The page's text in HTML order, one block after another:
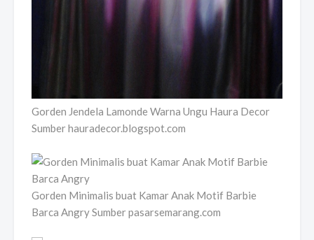
Gorden Jendela Lamonde Warna Ungu Haura Decor
Sumber hauradecor.blogspot.com
Gorden Minimalis buat Kamar Anak Motif Barbie
Barca Angry Sumber pasarsemarang.com